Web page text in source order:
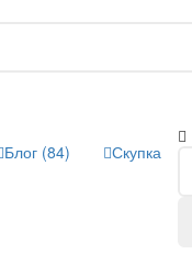
Блог (84) Скупка